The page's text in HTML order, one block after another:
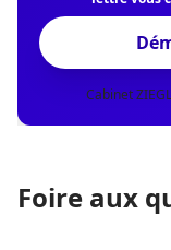
Cabinet
Foire aux